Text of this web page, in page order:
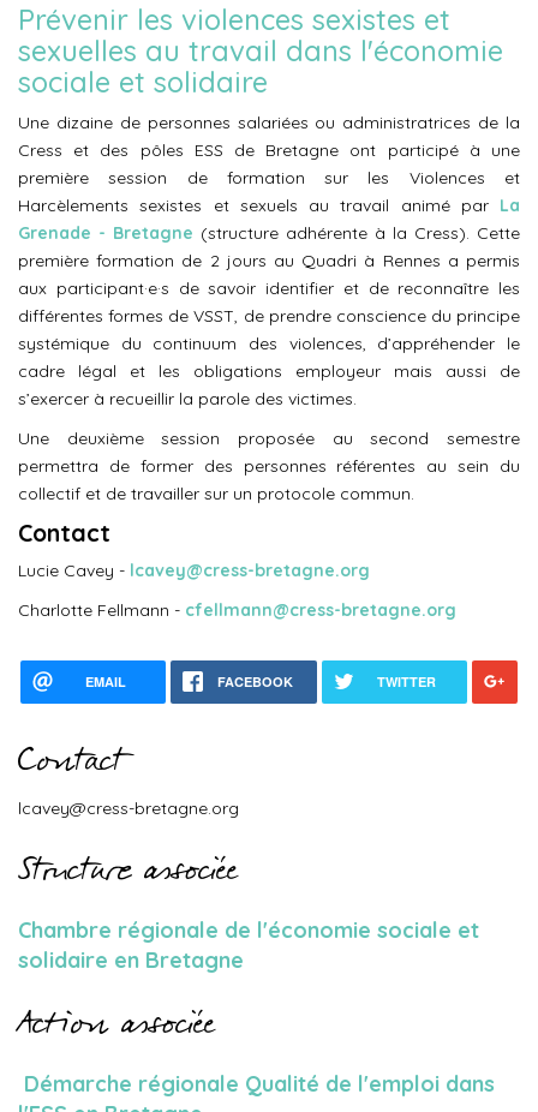
Prévenir les violences sexistes et
sexuelles au travail dans l'économie
sociale et solidaire
Une dizaine de personnes salariées ou administratrices de la
Cress et des pôles ESS de Bretagne ont participé à une
première session de formation sur les Violences et
Harcèlements sexistes et sexuels au travail animé par La
Grenade - Bretagne (structure adhérente à la Cress). Cette
première formation de 2 jours au Quadri à Rennes a permis
aux participant·e·s de savoir identifier et de reconnaître les
différentes formes de VSST, de prendre conscience du principe
systémique du continuum des violences, d’appréhender le
cadre légal et les obligations employeur mais aussi de
s’exercer à recueillir la parole des victimes.
Une deuxième session proposée au second semestre
permettra de former des personnes référentes au sein du
collectif et de travailler sur un protocole commun.
Contact
Lucie Cavey - lcavey@cress-bretagne.org
Charlotte Fellmann - cfellmann@cress-bretagne.org
EMAIL FACEBOOK TWITTER
Contact
lcavey@cress-bretagne.org
Structure associée
Chambre régionale de l'économie sociale et
solidaire en Bretagne
Action associée
Démarche régionale Qualité de l'emploi dans